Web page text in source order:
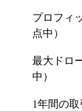
プロフィ
点中）
最大ドロ
中）
1年間の取